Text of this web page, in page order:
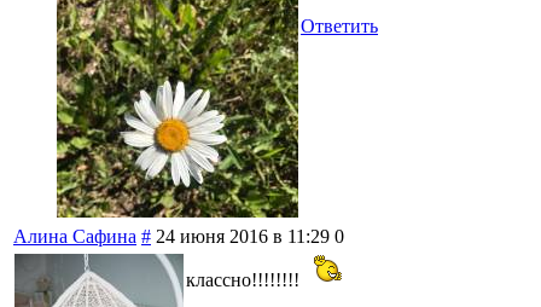
Ответить
Алина Сафина # 24 июня 2016 в 11:29 0
классно!!!!!!!!